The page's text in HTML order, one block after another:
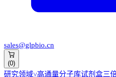
sales@glpbio.cn
(0)
研究领域˅高通量分子库试剂盒三